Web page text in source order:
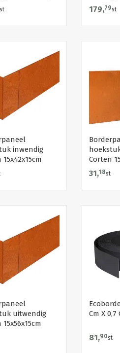
st 179,79st
inwendig
Corten
31,18st
uitwendig
Cm X 0,7
81,90st